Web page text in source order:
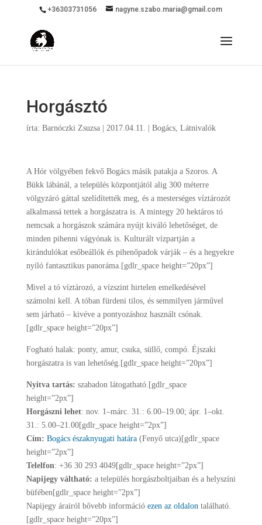
+36303731056 nagyne.szabo.maria@gmail.com
Horgásztó
írta: Barnóczki Zsuzsa| 2017.04.11. Bogács, Látnivalók
A Hór völgyében fekvő Bogács másik patakja a Szoros. A
Bükk lábánál, a település központjától alig 300 méterre
völgyzáró gáttal szelídítették meg, és a mesterséges víztározót
alkalmassá tettek a horgászatra is. A mintegy 20 hektáros tó
nemcsak a horgászok számára nyújt kiváló lehetőséget, de
minden pihenni vágyónak is. Kulturált vízpartján a
kirándulókat esőbeállók és pihenőpadok várják – és a hegyekre
nyíló fantasztikus panoráma.[gdlr_space height=”20px”]
Mivel a tó víztározó, a vízszint hirtelen emelkedésével
számolni kell. A tóban fürdeni tilos, és semmilyen járművel
sem járható – kivéve a pontyozáshoz használt csónak.
[gdlr_space height=”20px”]
Fogható halak: ponty, amur, csuka, süllő, compó. Éjszaki
horgászatra is van lehetőség.[gdlr_space height=”20px”]
Nyitva tartás: szabadon látogatható.[gdlr_space
height=”2px”]
Horgászni lehet: nov. 1–márc. 31.: 6.00–19.00; ápr. 1–okt.
31.: 5.00–21.00[gdlr_space height=”2px”]
Cím: Bogács északnyugati határa(Fenyő utca)[gdlr_space
height=”2px”]
Telelfon: +36 30 293 4049[gdlr_space height=”2px”]
Napijegy váltható: a település horgászboltjaiban és a helyszíni
büfében[gdlr_space height=”2px”]
Napijegy árairól bővebb információ ezen az oldalontalálható.
[gdlr_space height=”20px”]